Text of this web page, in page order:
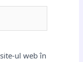
ul web în